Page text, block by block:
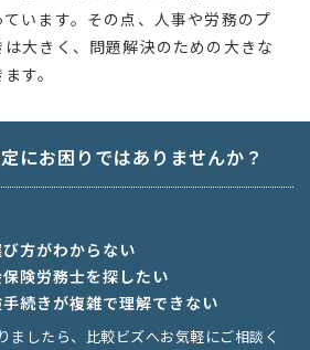
います。その点、人事や労務のプ
大きく、問題解決のための大きな
す。
にお困りではありませんか？
方がわからない
険労務士を探したい
続きが複雑で理解できない
ましたら、比較ビズへお気軽にご相談く